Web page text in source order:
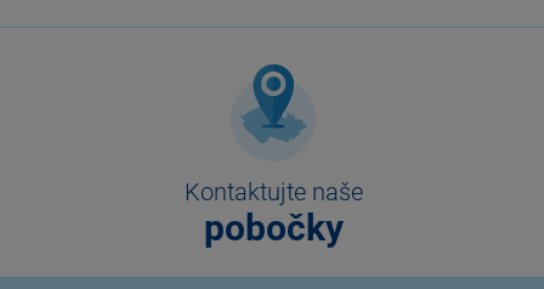
Kontaktujte naše
pobočky